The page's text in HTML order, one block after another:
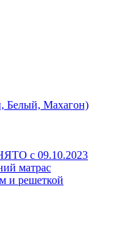
Белый, Махагон)
с 09.10.2023
матрас
и решеткой